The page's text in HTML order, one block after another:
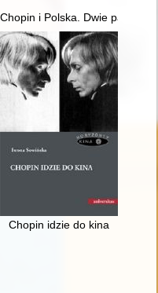
Chopin
Chopin i Polska. Dwie pasje
music on European
Chopin idzie do kina